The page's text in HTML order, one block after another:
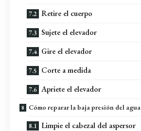
Retire el cuerpo
Sujete el elevador
Gire el elevador
Corte a medida
Apriete el elevador
Cómo reparar la baja presión del agua
Limpie el cabezal del aspersor